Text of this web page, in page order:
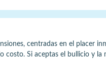
centradas en el placer
Si aceptas el bullicio y